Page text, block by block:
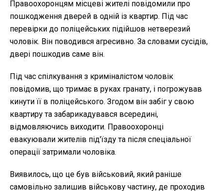
Правоохоронцям місцеві жителі повідомили про
пошкодження дверей в одній із квартир. Під час
перевірки до поліцейських підійшов нетверезий
чоловік. Він поводився агресивно. За словами сусідів,
двері пошкодив саме він.
Під час спілкування з криміналістом чоловік
повідомив, що тримає в руках гранату, і погрожував
кинути її в поліцейського. Згодом він забіг у свою
квартиру та забарикадувався всередині,
відмовляючись виходити. Правоохоронці
евакуювали жителів під'їзду та після спеціальної
операції затримали чоловіка.
Виявилось, що це був військовий, який раніше
самовільно залишив військову частину, де проходив